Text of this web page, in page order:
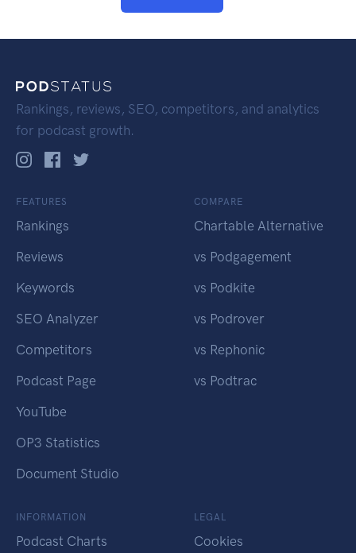
Rankings, reviews, SEO, competitors, and analytics
for podcast growth.
FEATURES
Rankings
Reviews
Keywords
SEO Analyzer
Competitors
Podcast Page
YouTube
OP3 Statistics
Document Studio
COMPARE
Chartable Alternative
vs Podgagement
vs Podkite
vs Podrover
vs Rephonic
vs Podtrac
INFORMATION
Podcast Charts
LEGAL
Cookies